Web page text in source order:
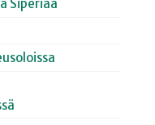
Siperiaa